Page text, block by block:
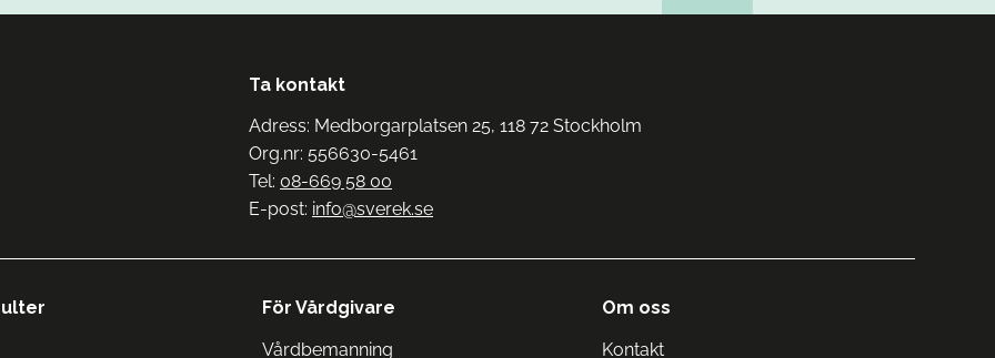
Ta kontakt
Adress: Medborgarplatsen 25, 118 72 Stockholm
Org.nr: 556630-5461
Tel: 08-669 58 00
E-post: info@sverek.se
För Vårdgivare
Vårdbemanning
Om oss
Kontakt